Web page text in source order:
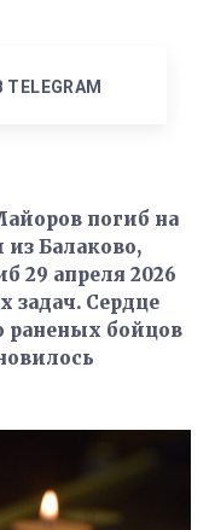
погиб на
Балаково,
29 апреля 2026
задач. Сердце
раненых бойцов